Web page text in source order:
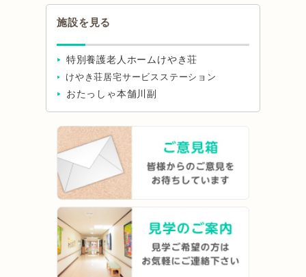
施設を見る
特別養護老人ホームけやき荘
けやき荘居宅サービスステーション
おたっしゃ本舗川副